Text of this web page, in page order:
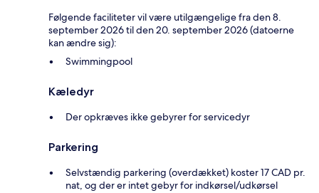
Følgende faciliteter vil være utilgængelige fra den 8.
september 2026 til den 20. september 2026 (datoerne
kan ændre sig):
Swimmingpool
Kæledyr
Der opkræves ikke gebyrer for servicedyr
Parkering
Selvstændig parkering (overdækket) koster 17 CAD pr.
nat, og der er intet gebyr for indkørsel/udkørsel